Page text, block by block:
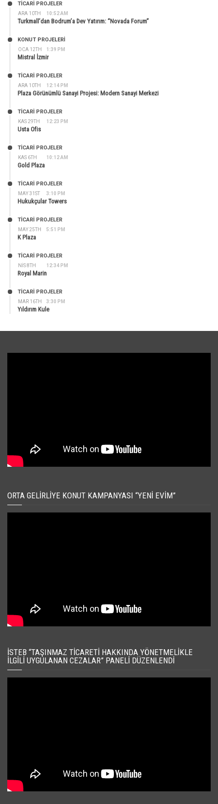
ARA 10TH 10:52 AM
TİCARİ PROJELER
Turkmall’dan Bodrum’a Dev Yatırım: “Novada Forum”
OCA 12TH 1:39 PM
KONUT PROJELERI
Mistral İzmir
ARA 10TH 12:14 PM
TİCARİ PROJELER
Plaza Görünümlü Sanayi Projesi: Modern Sanayi Merkezi
KAS 29TH 12:23 PM
TİCARİ PROJELER
Usta Ofis
KAS 6TH 10:12 AM
TİCARİ PROJELER
Gold Plaza
MAY 31ST 3:10 PM
TİCARİ PROJELER
Hukukçular Towers
MAY 25TH 5:51 PM
TİCARİ PROJELER
K Plaza
NIS 8TH 12:34 PM
TİCARİ PROJELER
Royal Marin
MAR 16TH 3:30 PM
TİCARİ PROJELER
Yıldırım Kule
ORTA GELIRLIYE KONUT KAMPANYASI “YENI EVIM”
İSTEB “TAŞINMAZ TICARETI HAKKINDA YÖNETMELIKLE
İLGILI UYGULANAN CEZALAR” PANELI DÜZENLENDI